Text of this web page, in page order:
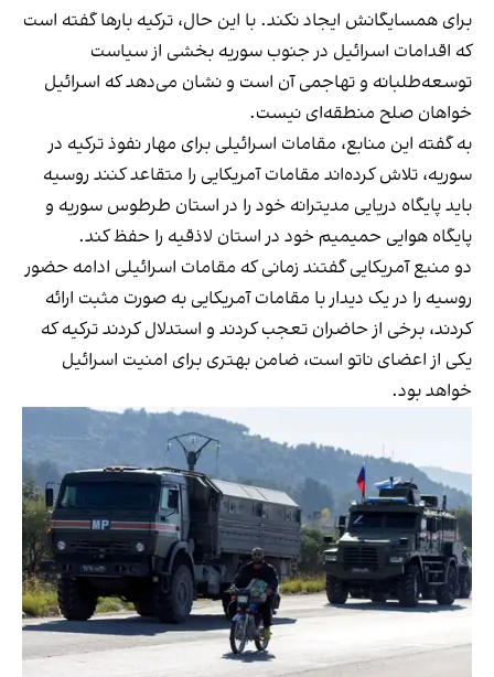
برای همسایگانش ایجاد نکند. با این حال، ترکیه بارها گفته است
که اقدامات اسرائیل در جنوب سوریه بخشی از سیاست
توسعه‌طلبانه و تهاجمی آن است و نشان می‌دهد که اسرائیل
خواهان صلح منطقه‌ای نیست.
به گفته این منابع، مقامات اسرائیلی برای مهار نفوذ ترکیه در
سوریه، تلاش کرده‌اند مقامات آمریکایی را متقاعد کنند روسیه
باید پایگاه دریایی مدیترانه خود را در استان طرطوس سوریه و
پایگاه هوایی حمیمیم خود در استان لاذقیه را حفظ کند.
دو منبع آمریکایی گفتند زمانی که مقامات اسرائیلی ادامه حضور
روسیه را در یک دیدار با مقامات آمریکایی به صورت مثبت ارائه
کردند، برخی از حاضران تعجب کردند و استدلال کردند ترکیه که
یکی از اعضای ناتو است، ضامن بهتری برای امنیت اسرائیل
خواهد بود.